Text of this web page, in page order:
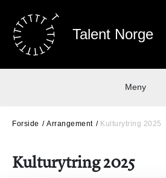
Talent Norge
Meny
Forside Arrangement Kulturytring 2025
Kulturytring 2025